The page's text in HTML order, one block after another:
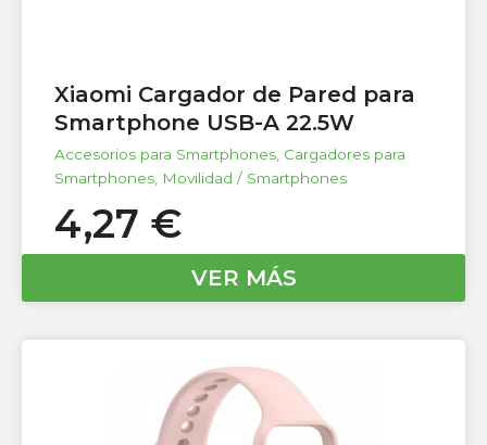
Xiaomi Cargador de Pared para
Smartphone USB-A 22.5W
Accesorios para Smartphones, Cargadores para
Smartphones, Movilidad / Smartphones
4,27 €
VER MÁS